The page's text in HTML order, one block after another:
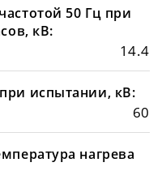
50 Гц при
кВ:
14.4
испытании, кВ:
60
нагрева